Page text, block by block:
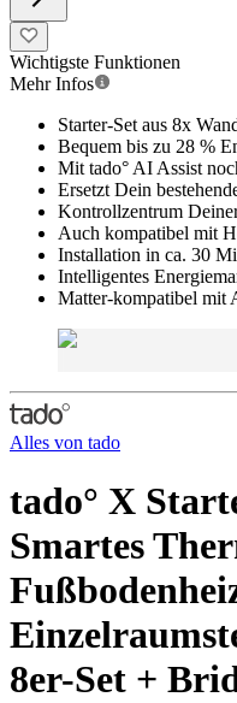
Wichtigste Funktionen
Mehr Infos
Starter-Set aus 8x
Bequem bis zu 28 %
Mit tado° AI Assist
Ersetzt Dein
Kontrollzentrum
Auch kompatibel mit
Installation in ca. 30
Intelligentes
Matter-kompatibel mit
Alles von tado
tado° X
Smartes
8er-Set +